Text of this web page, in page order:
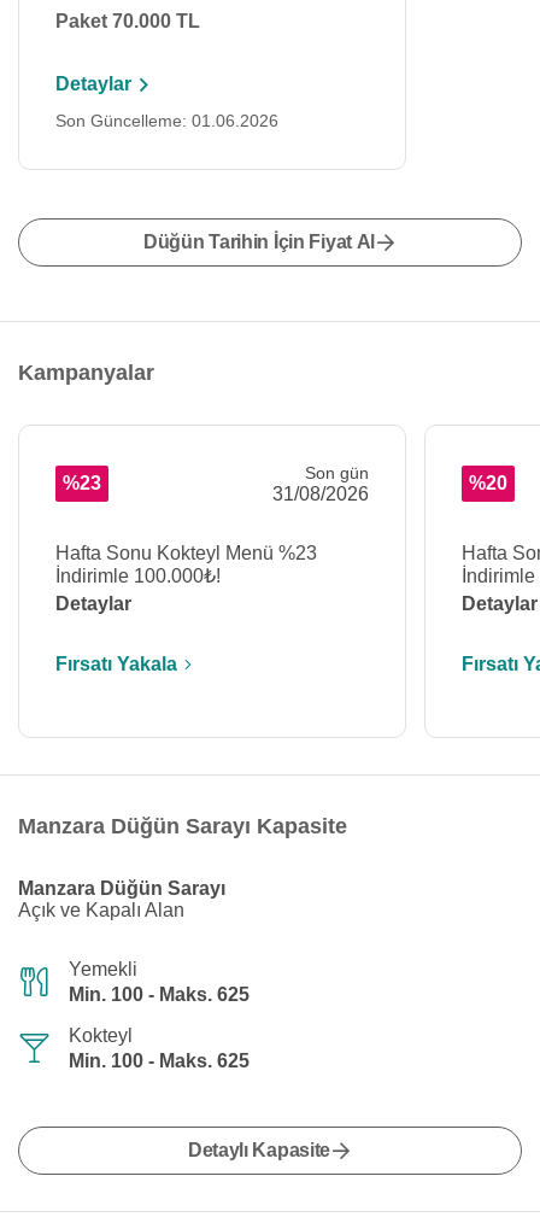
Paket 70.000 TL
Detaylar
Son Güncelleme: 01.06.2026
Düğün Tarihin İçin Fiyat Al
Kampanyalar
%23 Son gün
31/08/2026
Hafta Sonu Kokteyl Menü %23
İndirimle 100.000₺!
Detaylar
Fırsatı Yakala
%20
Hafta
Detaylar
Fırsatı
Manzara Düğün Sarayı Kapasite
Manzara Düğün Sarayı
Açık ve Kapalı Alan
Yemekli
Min. 100 - Maks. 625
Kokteyl
Min. 100 - Maks. 625
Detaylı Kapasite